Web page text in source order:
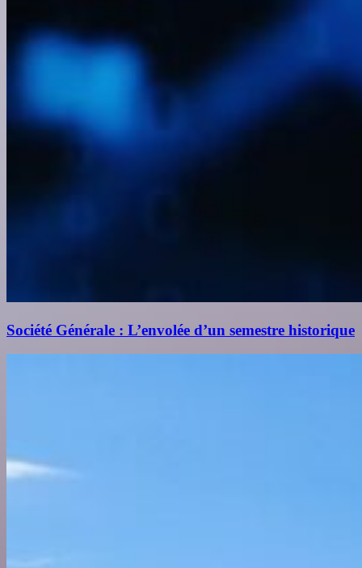
Société Générale : L’envolée d’un semestre historique